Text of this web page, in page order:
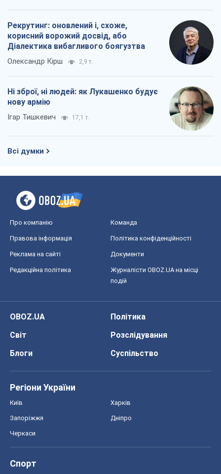
Рекрутинг: оновлений і, схоже,
корисний ворожий досвід, або
Діалектика вибагливого боягузтва
Олександр Кірш 2,9 т.
Ні зброї, ні людей: як Лукашенко будує
нову армію
Ігар Тишкевич 17,1 т.
Всі думки
Про компанію Команда
Правова інформація Політика конфіденційності
Реклама на сайті Документи
Редакційна політика
Журналісти OBOZ.UA на місці
подій
OBOZ.UA
Політика
Світ
Розслідування
Блоги
Суспільство
Регіони України
Київ Харків
Запоріжжя Дніпро
Черкаси
Спорт